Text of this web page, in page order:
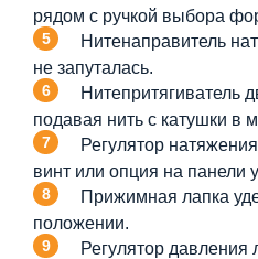
рядом с ручкой выбора
Нитенаправитель
не запуталась.
Нитепритягиватель
подавая нить с катушки в
Регулятор
винт или опция на панели
Прижимная лапка
положении.
Регулятор давления